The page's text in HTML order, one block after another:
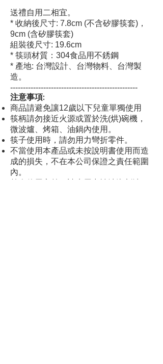
送禮自用二相宜。
* 收納後尺寸: 7.8cm (不含矽膠筷套)，
9cm (含矽膠筷套)
組裝後尺寸: 19.6cm
* 筷頭材質：304食品用不銹鋼
* 產地: 台灣設計、台灣物料、台灣製
造。
--------------------------------------------------
注意事項:
商品請避免讓12歲以下兒童單獨使用
筷柄請勿接近火源或置於洗(烘)碗機，
微波爐、烤箱、油鍋內使用。
筷子使用時，請勿用力彎折零件。
不當使用本產品或未按說明書使用而造
成的損失，不在本公司保證之責任範圍
內。